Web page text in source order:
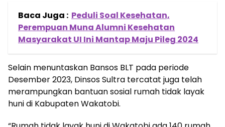
Baca Juga : Peduli Soal Kesehatan,
Perempuan Muna Alumni Kesehatan
Masyarakat UI Ini Mantap Maju Pileg 2024
Selain menuntaskan Bansos BLT pada periode
Desember 2023, Dinsos Sultra tercatat juga telah
merampungkan bantuan sosial rumah tidak layak
huni di Kabupaten Wakatobi.